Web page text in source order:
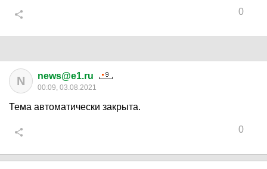
0
N news@e1.ru
00:09, 03.08.2021
Тема автоматически закрыта.
0